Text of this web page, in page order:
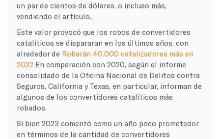
un par de cientos de dólares, o incluso más,
vendiendo el artículo.
Este valor provocó que los robos de convertidores
catalíticos se dispararan en los últimos años, con
alrededor de Robarán 40.000 catalizadores más en
2022 En comparación con 2020, según el informe
consolidado de la Oficina Nacional de Delitos contra
Seguros, California y Texas, en particular, informan de
algunos de los convertidores catalíticos más
robados.
Si bien 2023 comenzó como un año poco prometedor
en términos de la cantidad de convertidores